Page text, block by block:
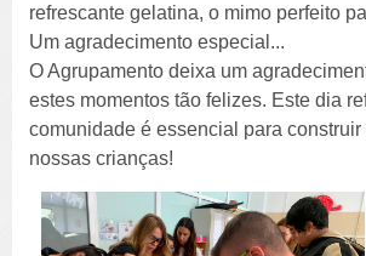
refrescante gelatina, o mimo perfeito
Um agradecimento especial...
O Agrupamento deixa um
estes momentos tão felizes. Este dia
comunidade é essencial para
nossas crianças!